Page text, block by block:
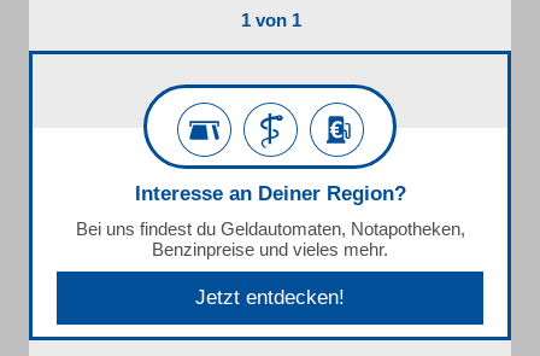
1 von 1
Interesse an Deiner Region?
Bei uns findest du Geldautomaten, Notapotheken,
Benzinpreise und vieles mehr.
Jetzt entdecken!